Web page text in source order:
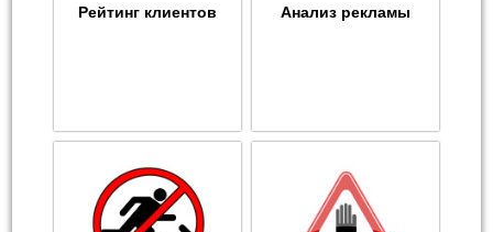
Рейтинг клиентов Анализ рекламы